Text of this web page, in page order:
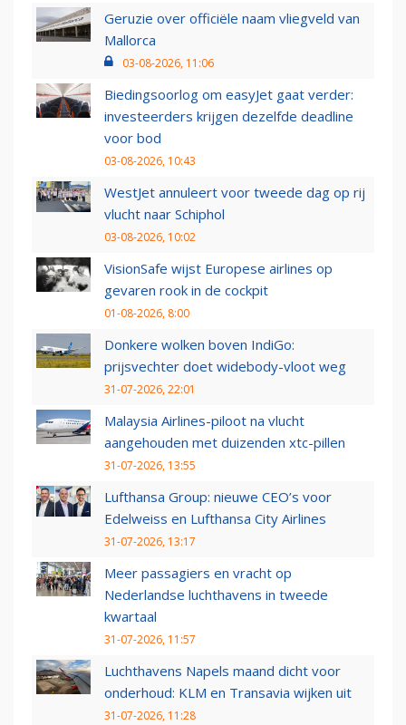
Geruzie over officiële naam vliegveld van
Mallorca
03-08-2026, 11:06
Biedingsoorlog om easyJet gaat verder:
investeerders krijgen dezelfde deadline
voor bod
03-08-2026, 10:43
WestJet annuleert voor tweede dag op rij
vlucht naar Schiphol
03-08-2026, 10:02
VisionSafe wijst Europese airlines op
gevaren rook in de cockpit
01-08-2026, 8:00
Donkere wolken boven IndiGo:
prijsvechter doet widebody-vloot weg
31-07-2026, 22:01
Malaysia Airlines-piloot na vlucht
aangehouden met duizenden xtc-pillen
31-07-2026, 13:55
Lufthansa Group: nieuwe CEO’s voor
Edelweiss en Lufthansa City Airlines
31-07-2026, 13:17
Meer passagiers en vracht op
Nederlandse luchthavens in tweede
kwartaal
31-07-2026, 11:57
Luchthavens Napels maand dicht voor
onderhoud: KLM en Transavia wijken uit
31-07-2026, 11:28